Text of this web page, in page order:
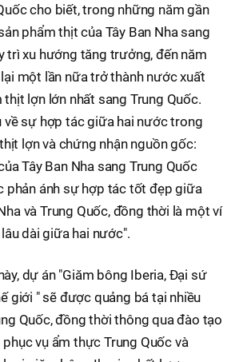
cho biết, trong những năm gần
phẩm thịt của Tây Ban Nha sang
trì xu hướng tăng trưởng, đến năm
một lần nữa trở thành nước xuất
thịt lợn lớn nhất sang Trung Quốc.
về sự hợp tác giữa hai nước trong
lợn và chứng nhận nguồn gốc:
Tây Ban Nha sang Trung Quốc
phản ánh sự hợp tác tốt đẹp giữa
và Trung Quốc, đồng thời là một ví
dài giữa hai nước".
dự án "Giăm bông Iberia, Đại sứ
giới " sẽ được quảng bá tại nhiều
Quốc, đồng thời thông qua đào tạo
vụ ẩm thực Trung Quốc và